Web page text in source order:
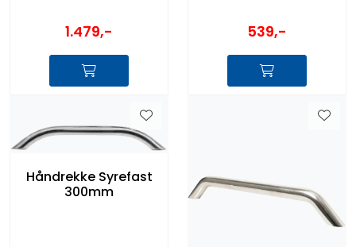
1.479,- 539,-
Håndrekke Syrefast
300mm